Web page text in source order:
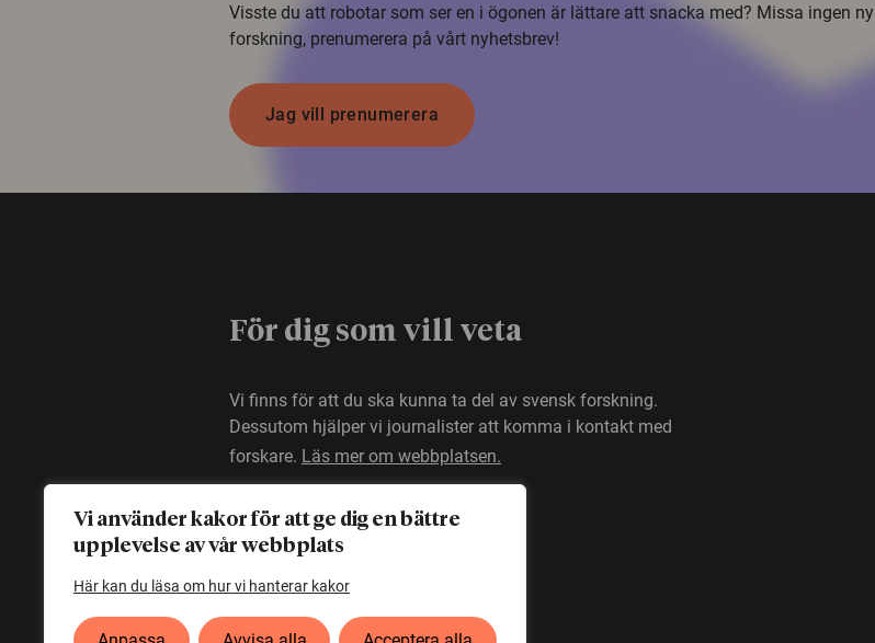
Vi använder kakor för att ge dig en bättre
upplevelse av vår webbplats
Här kan du läsa om hur vi hanterar kakor
Visste du att robotar som ser en i ögonen är lättare att snacka med? Missa ingen ny
forskning, prenumerera på vårt nyhetsbrev!
Jag vill prenumerera
För dig som vill veta
Vi finns för att du ska kunna ta del av svensk forskning.
Dessutom hjälper vi journalister att komma i kontakt med
forskare. Läs mer om webbplatsen.